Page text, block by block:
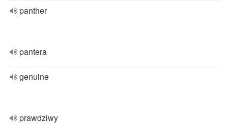
panther
pantera
genuine
prawdziwy